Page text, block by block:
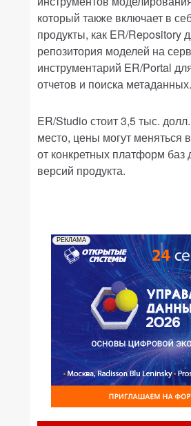
который также включает в
продукты, как ER/Repository
репозитория моделей на
инструментарий ER/Portal
отчетов и поиска метаданных.
ER/Studio стоит 3,5 тыс.
место, цены могут меняться
от конкретных платформ баз
версий продукта.
РЕКЛАМА